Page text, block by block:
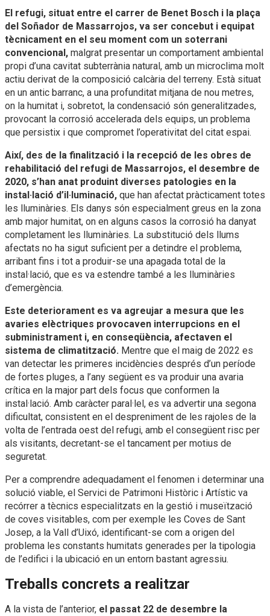
El refugi, situat entre el carrer de Benet Bosch i la plaça
del Soñador de Massarrojos, va ser concebut i equipat
tècnicament en el seu moment com un soterrani
convencional, malgrat presentar un comportament ambiental
propi d’una cavitat subterrània natural, amb un microclima molt
actiu derivat de la composició calcària del terreny. Està situat
en un antic barranc, a una profunditat mitjana de nou metres,
on la humitat i, sobretot, la condensació són generalitzades,
provocant la corrosió accelerada dels equips, un problema
que persistix i que compromet l’operativitat del citat espai.
Així, des de la finalització i la recepció de les obres de
rehabilitació del refugi de Massarrojos, el desembre de
2020, s’han anat produint diverses patologies en la
instal·lació d’il·luminació, que han afectat pràcticament totes
les lluminàries. Els danys són especialment greus en la zona
amb major humitat, on en alguns casos la corrosió ha danyat
completament les lluminàries. La substitució dels llums
afectats no ha sigut suficient per a detindre el problema,
arribant fins i tot a produir-se una apagada total de la
instal·lació, que es va estendre també a les lluminàries
d’emergència.
Este deteriorament es va agreujar a mesura que les
avaries elèctriques provocaven interrupcions en el
subministrament i, en conseqüència, afectaven el
sistema de climatització. Mentre que el maig de 2022 es
van detectar les primeres incidències després d’un període
de fortes pluges, a l’any següent es va produir una avaria
crítica en la major part dels focus que conformen la
instal·lació. Amb caràcter paral·lel, es va advertir una segona
dificultat, consistent en el despreniment de les rajoles de la
volta de l’entrada oest del refugi, amb el consegüent risc per
als visitants, decretant-se el tancament per motius de
seguretat.
Per a comprendre adequadament el fenomen i determinar una
solució viable, el Servici de Patrimoni Històric i Artístic va
recórrer a tècnics especialitzats en la gestió i museïtzació
de coves visitables, com per exemple les Coves de Sant
Josep, a la Vall d’Uixó, identificant-se com a origen del
problema les constants humitats generades per la tipologia
de l’edifici i la ubicació en un entorn bastant agressiu.
Treballs concrets a realitzar
A la vista de l’anterior, el passat 22 de desembre la